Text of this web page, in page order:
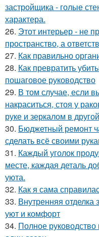
застройщика - голые
характера.
26. Этот интерьер - не
пространство, а
27. Как правильно
28. Как превратить
пошаговое руководство
29. В том случае, если
накраситься, стоя у
руке и зеркалом в
30. Бюджетный ремонт
сделать всё своими
31. Каждый уголок
месте, каждая деталь
уюта.
32. Как я сама
33. Внутренняя отделка
уют и комфорт
34. Полное